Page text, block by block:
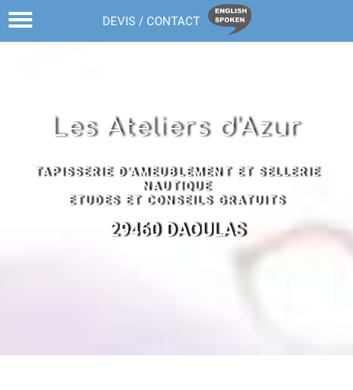
02 98 43 68 82
DEVIS / CONTACT
Les Ateliers d'Azur
TAPISSERIE D'AMEUBLEMENT ET SELLERIE
NAUTIQUE
ETUDES ET CONSEILS GRATUITS
29460 DAOULAS